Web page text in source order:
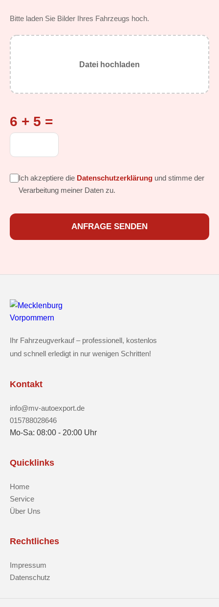
Bitte laden Sie Bilder Ihres Fahrzeugs hoch.
Datei hochladen
6 + 5 =
Ich akzeptiere die Datenschutzerklärung und stimme der
Verarbeitung meiner Daten zu.
ANFRAGE SENDEN
Ihr Fahrzeugverkauf – professionell, kostenlos
und schnell erledigt in nur wenigen Schritten!
Kontakt
info@mv-autoexport.de
015788028646
Mo-Sa: 08:00 - 20:00 Uhr
Quicklinks
Home
Service
Über Uns
Rechtliches
Impressum
Datenschutz